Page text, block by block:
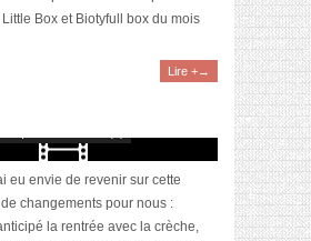
Box et Biotyfull box du mois
Lire +→
rentrée en maternelle : nos
eu envie de revenir sur cette
changements pour nous :
la rentrée avec la crèche,